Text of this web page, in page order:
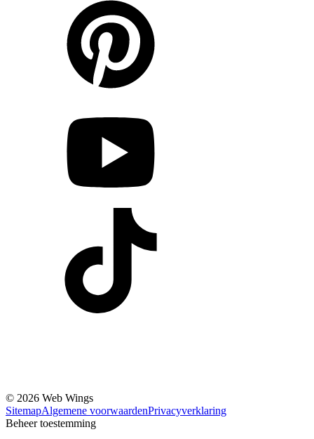
© 2026 Web Wings
SitemapAlgemene voorwaardenPrivacyverklaring
Beheer toestemming